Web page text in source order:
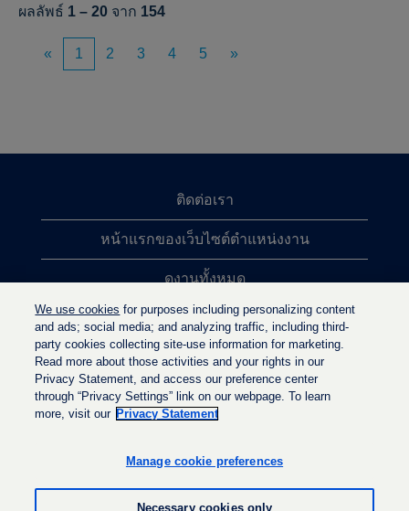
ผลลัพธ์ 1 – 20 จาก 154
« 1 2 3 4 5 »
ติดต่อเรา
หน้าแรกของเว็บไซต์ตำแหน่งงาน
ดูงานทั้งหมด
การค้นหาตำแหน่งงานยอดนิยม
นโยบายความเป็นส่วนตัว
ด
น
แ
ด
น
We use cookies for purposes including personalizing content
and ads; social media; and analyzing traffic, including third-
party cookies collecting site-use information for marketing.
Read more about those activities and your rights in our
Privacy Statement, and access our preference center
through “Privacy Settings” link on our webpage. To learn
more, visit our Privacy Statement
Manage cookie preferences
Necessary cookies only